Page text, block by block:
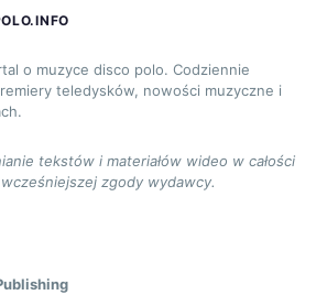
o muzyce disco polo. Codziennie
teledysków, nowości muzyczne i
tekstów i materiałów wideo w całości
zgody wydawcy.